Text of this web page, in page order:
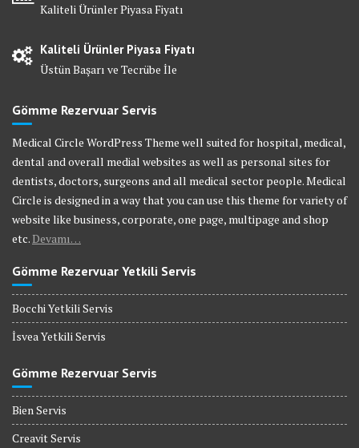
Kaliteli Ürünler Piyasa Fiyatı
Kaliteli Ürünler Piyasa Fiyatı
Üstün Başarı ve Tecrübe İle
Gömme Rezervuar Servis
Medical Circle WordPress Theme well suited for hospital, medical,
dental and overall medial websites as well as personal sites for
dentists, doctors, surgeons and all medical sector people. Medical
Circle is designed in a way that you can use this theme for variety of
website like business, corporate, one page, multipage and shop
etc. Devamı…
Gömme Rezervuar Yetkili Servis
Bocchi Yetkili Servis
İsvea Yetkili Servis
Gömme Rezervuar Servis
Bien Servis
Creavit Servis